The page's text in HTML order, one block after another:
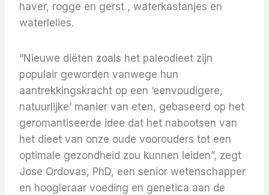
haver, rogge en gerst , waterkastanjes en
waterlelies.
“Nieuwe diëten zoals het paleodieet zijn
populair geworden vanwege hun
aantrekkingskracht op een ‘eenvoudigere,
natuurlijke’ manier van eten, gebaseerd op het
geromantiseerde idee dat het nabootsen van
het dieet van onze oude voorouders tot een
optimale gezondheid zou kunnen leiden”, zegt
Jose Ordovas, PhD, een senior wetenschapper
en hoogleraar voeding en genetica aan de